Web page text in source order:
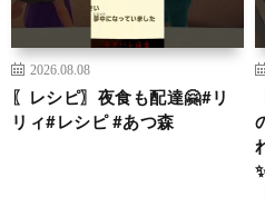
2026.08.08
〖レシピ〗夜食も配達🤗#リ
リィ#レシピ #あつ森